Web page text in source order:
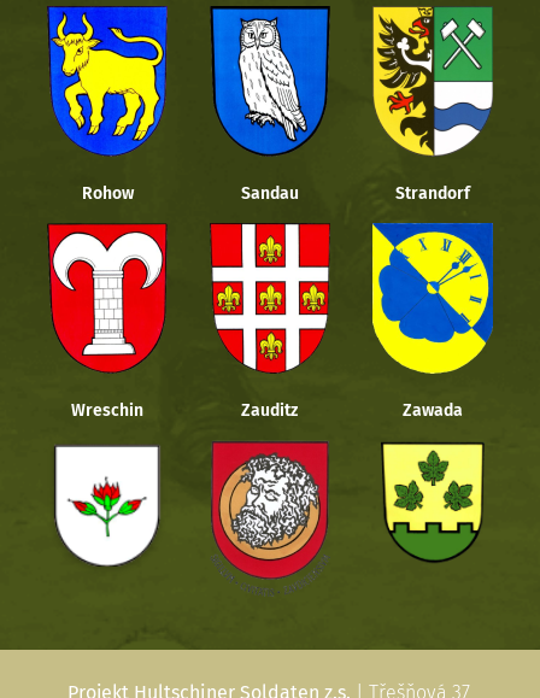
Rohow Sandau Strandorf
Wreschin Zauditz Zawada
Projekt Hultschiner Soldaten z.s. | Třešňová 37,